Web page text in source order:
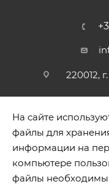
220012,
2026 © БЕЛБОГЕМИЯ
На сайте
файлы для
информации на
компьютере
файлы необходимы